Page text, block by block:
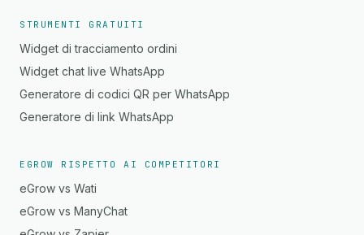
STRUMENTI GRATUITI
Widget di tracciamento ordini
Widget chat live WhatsApp
Generatore di codici QR per WhatsApp
Generatore di link WhatsApp
EGROW RISPETTO AI COMPETITORI
eGrow vs Wati
eGrow vs ManyChat